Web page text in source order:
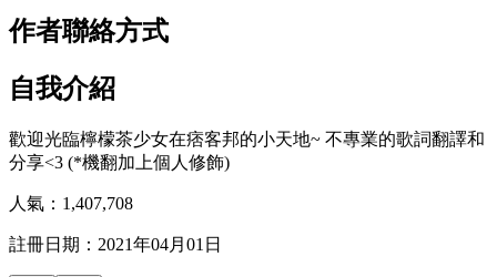
作者聯絡方式
自我介紹
歡迎光臨檸檬茶少女在痞客邦的小天地~ 不專業的歌詞翻譯和
分享<3 (*機翻加上個人修飾)
人氣： 1,407,708
註冊日期： 2021年04月01日